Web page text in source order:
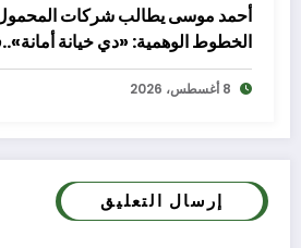
أحمد موسى يطالب شركات المحمول
الخطوط الوهمية: «دي خيانة
8 أغسطس، 2026
إرسال التعليق